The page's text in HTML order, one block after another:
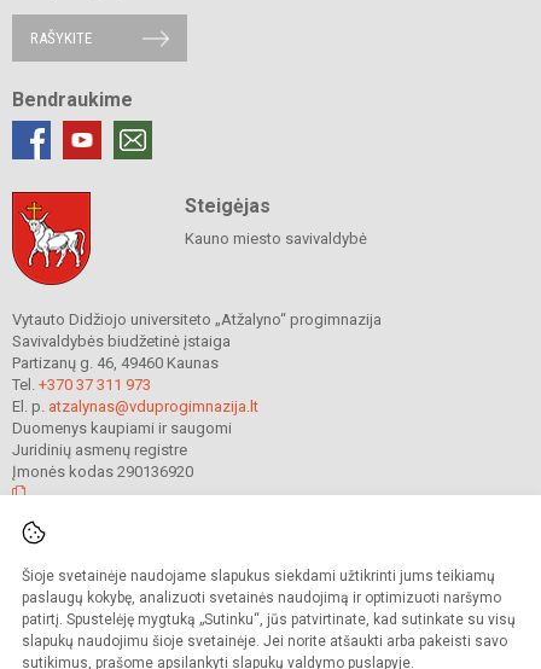
Šioje svetainėje naudojame slapukus siekdami užtikrinti jums teikiamų
paslaugų kokybę, analizuoti svetainės naudojimą ir optimizuoti naršymo
patirtį. Spustelėję mygtuką „Sutinku“, jūs patvirtinate, kad sutinkate su visų
slapukų naudojimu šioje svetainėje. Jei norite atšaukti arba pakeisti savo
sutikimus, prašome apsilankyti slapukų valdymo puslapyje.
RAŠYKITE
Bendraukime
Steigėjas
Kauno miesto savivaldybė
Vytauto Didžiojo universiteto „Atžalyno“ progimnazija
Savivaldybės biudžetinė įstaiga
Partizanų g. 46, 49460 Kaunas
Tel. +370 37 311 973
El. p. atzalynas@vduprogimnazija.lt
Duomenys kaupiami ir saugomi
Juridinių asmenų registre
Įmonės kodas 290136920
saugomos.
Kopijuoti turinį be raštiško gimnazijos sutikimo griežtai draudžiama.
Prieinamumo paraiška Slapukų valdymas